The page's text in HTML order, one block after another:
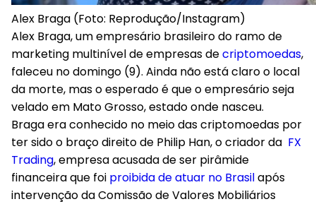
Alex Braga (Foto: Reprodução/Instagram)
Alex Braga, um empresário brasileiro do ramo de
marketing multinível de empresas decriptomoedas,
faleceu no domingo (9). Ainda não está claro o local
da morte, mas o esperado é que o empresário seja
velado em Mato Grosso, estado onde nasceu.
Braga era conhecido no meio das criptomoedas por
ter sido o braço direito de Philip Han, o criador da FX
Trading, empresa acusada de ser pirâmide
financeira que foi proibida de atuar no Brasilapós
intervenção da Comissão de Valores Mobiliários